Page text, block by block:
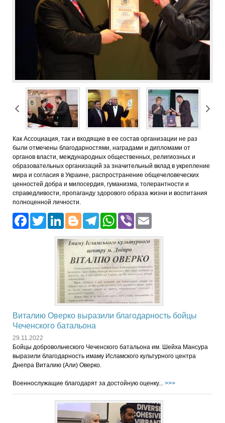
Как Ассоциация, так и входящие в ее состав организации не раз
были отмечены благодарностями, наградами и дипломами от
органов власти, международных общественных, религиозных и
образовательных организаций за значительный вклад в укрепление
мира и согласия в Украине, распространение общечеловеческих
ценностей добра и милосердия, гуманизма, толерантности и
справедливости, пропаганду здорового образа жизни и воспитания
полноценной личности.
Facebook
Twitter
LinkedIn
Blogger
Telegram
WhatsApp
Viber
Виталию Оверко выразили благодарность бойцы
Чеченского батальона
29.11.2022
Бойцы добровольческого Чеченского батальона им. Шейха Мансура
выразили благодарность имаму Исламского культурного центра
Днепра Виталию (Али) Оверко.
Военнослужащие благодарят за достойную оценку... >>>